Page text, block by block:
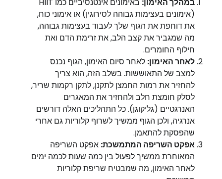
במהלך האימון:
באימונים אינטנסיביים כמו HIIT
(אימונים בעצימות גבוהה לסירוגין) או אימוני כוח,
את דוחפת את הגוף שלך לעבוד בעצימות גבוהה,
מה שמגביר את קצב הלב, את זרימת הדם ואת
חילוף החומרים.
לאחר האימון: לאחר סיום האימון, הגוף נכנס
למצב של התאוששות. בשלב הזה, הוא צריך
להחזיר את רמות החמצן לתקנן, לתקן רקמות שריר,
לסלק חומצת חלב ולהחזיר את המאגרים
האנרגטיים (גליקוגן). כל התהליכים האלה דורשים
אנרגיה, ולכן הגוף ממשיך לשרוף קלוריות גם אחרי
שהפסקת להתאמן.
אפקט השריפה המתמשכת: אפקט השריפה
המאוחרת ממשיך לפעול בין כמה שעות לכמה ימים
לאחר האימון, מה שמבטיח שריפת קלוריות